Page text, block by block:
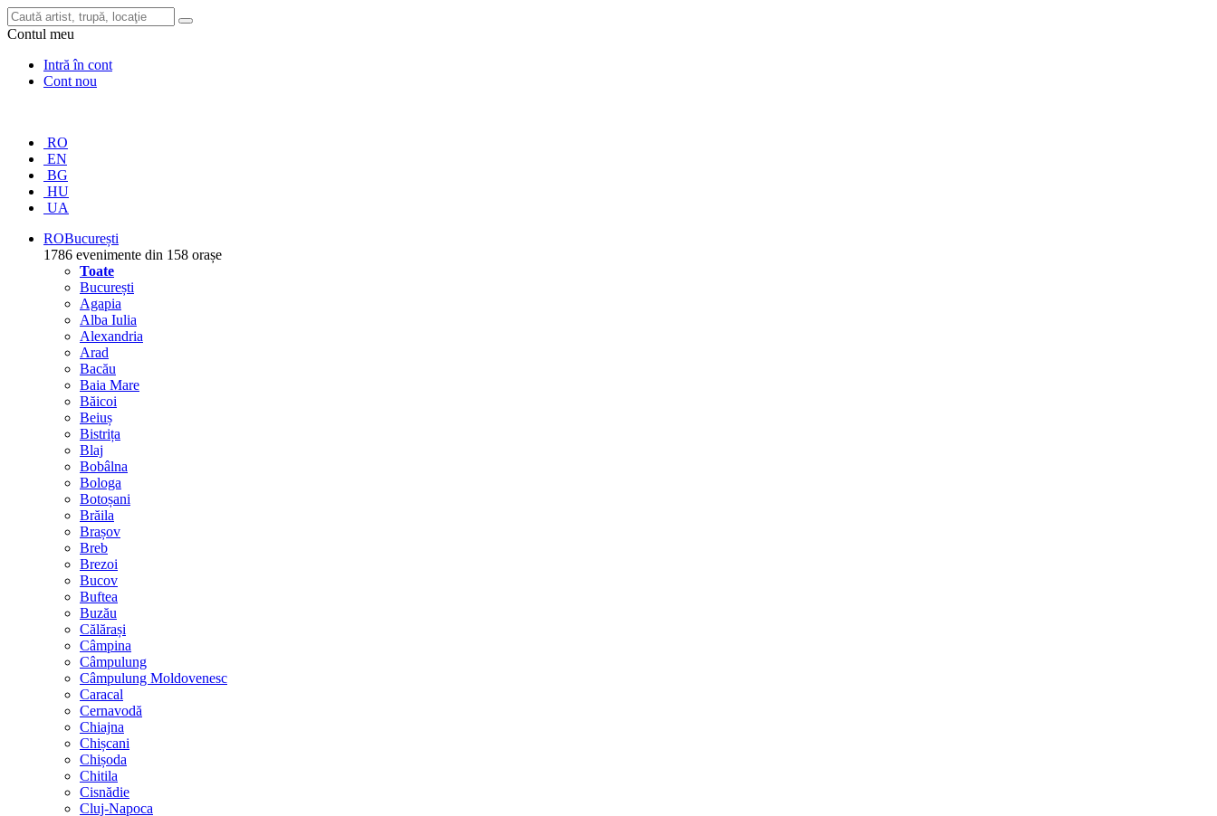
Contul meu
Intră în cont
Cont nou
RO
EN
BG
HU
UA
ROBucurești
1786 evenimente din 158 orașe
Toate
București
Agapia
Alba Iulia
Alexandria
Arad
Bacău
Baia Mare
Băicoi
Beiuș
Bistrița
Blaj
Bobâlna
Bologa
Botoșani
Brăila
Brașov
Breb
Brezoi
Bucov
Buftea
Buzău
Călărași
Câmpina
Câmpulung
Câmpulung Moldovenesc
Caracal
Cernavodă
Chiajna
Chișcani
Chișoda
Chitila
Cisnădie
Cluj-Napoca